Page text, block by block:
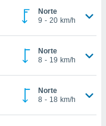
Norte
9 - 20 km/h
Norte
8 - 19 km/h
Norte
8 - 18 km/h